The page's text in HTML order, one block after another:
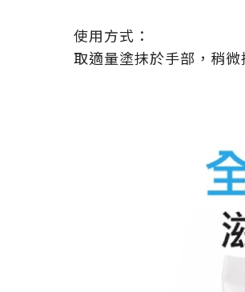
使用方式：
取適量塗抹於手部，稍微